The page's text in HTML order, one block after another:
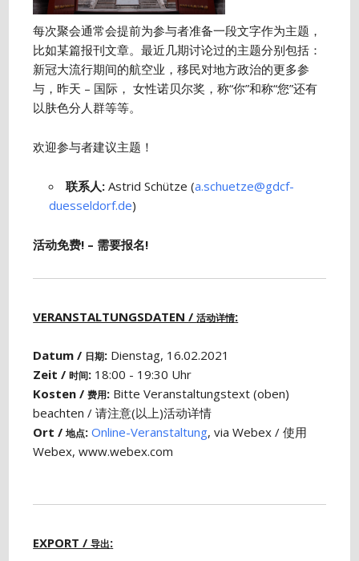
每次聚会通常会提前为参与者准备一段文字作为主题，
比如某篇报刊文章。最近几期讨论过的主题分别包括：
新冠大流行期间的航空业，移民对地方政治的更多参
与，昨天 – 国际， 女性诺贝尔奖，称“你”和称“您”还有
以肤色分人群等等。
欢迎参与者建议主题！
联系人: Astrid Schütze (a.schuetze@gdcf-
duesseldorf.de)
活动免费! – 需要报名!
VERANSTALTUNGSDATEN /活动详情:
Datum / 日期: Dienstag, 16.02.2021
Zeit /时间: 18:00 - 19:30 Uhr
Kosten /费用: Bitte Veranstaltungstext (oben)
beachten / 请注意(以上)活动详情
Ort /地点: Online-Veranstaltung, via Webex / 使用
Webex, www.webex.com
EXPORT /导出: